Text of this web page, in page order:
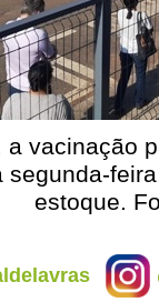
a vacinação
segunda-
estoque.